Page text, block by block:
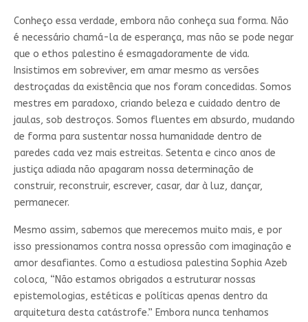
Conheço essa verdade, embora não conheça sua forma. Não
é necessário chamá-la de esperança, mas não se pode negar
que o ethos palestino é esmagadoramente de vida.
Insistimos em sobreviver, em amar mesmo as versões
destroçadas da existência que nos foram concedidas. Somos
mestres em paradoxo, criando beleza e cuidado dentro de
jaulas, sob destroços. Somos fluentes em absurdo, mudando
de forma para sustentar nossa humanidade dentro de
paredes cada vez mais estreitas. Setenta e cinco anos de
justiça adiada não apagaram nossa determinação de
construir, reconstruir, escrever, casar, dar à luz, dançar,
permanecer.
Mesmo assim, sabemos que merecemos muito mais, e por
isso pressionamos contra nossa opressão com imaginação e
amor desafiantes. Como a estudiosa palestina Sophia Azeb
coloca, “Não estamos obrigados a estruturar nossas
epistemologias, estéticas e políticas apenas dentro da
arquitetura desta catástrofe.” Embora nunca tenhamos